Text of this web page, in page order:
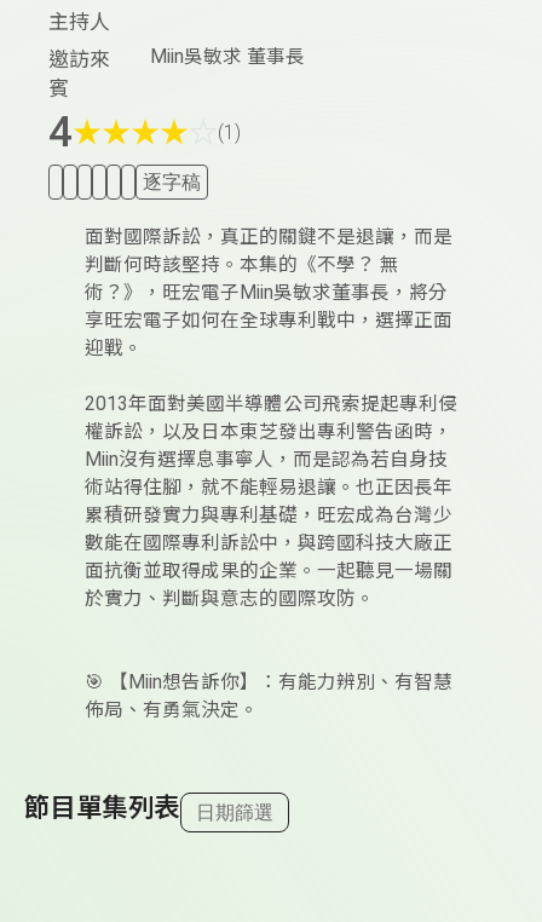
主持人
邀訪來
賓
Miin吳敏求 董事長
4★★★★ (1)
逐字稿
面對國際訴訟，真正的關鍵不是退讓，而是
判斷何時該堅持。本集的《不學？ 無
術？》，旺宏電子Miin吳敏求董事長，將分
享旺宏電子如何在全球專利戰中，選擇正面
迎戰。
2013年面對美國半導體公司飛索提起專利侵
權訴訟，以及日本東芝發出專利警告函時，
Miin沒有選擇息事寧人，而是認為若自身技
術站得住腳，就不能輕易退讓。也正因長年
累積研發實力與專利基礎，旺宏成為台灣少
數能在國際專利訴訟中，與跨國科技大廠正
面抗衡並取得成果的企業。一起聽見一場關
於實力、判斷與意志的國際攻防。
🎯 【Miin想告訴你】：有能力辨別、有智慧
佈局、有勇氣決定。
節目單集列表 日期篩選